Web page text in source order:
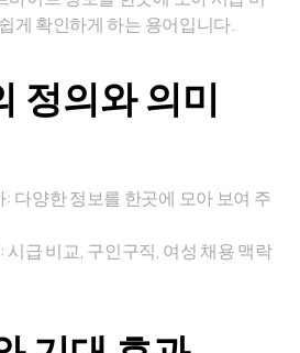
게 확인하게 하는 용어입니다.
정의와 의미
다양한 정보를 한곳에 모아 보여 주
시급 비교, 구인구직, 여성 채용 맥락